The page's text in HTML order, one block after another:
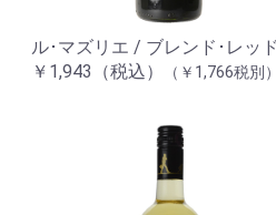
ル･マズリエ / ブレンド･レッド
￥1,943（税込）
（￥1,766税別）